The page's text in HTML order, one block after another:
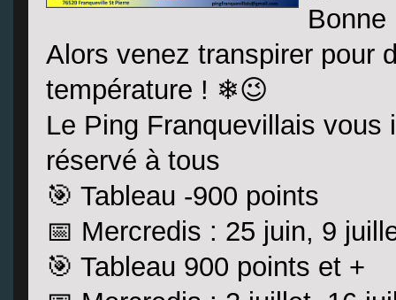
Alors venez transpirer pour
température ! ❄😉
Le Ping Franquevillais vous
réservé à tous
🎯 Tableau -900 points
📅 Mercredis : 25 juin, 9
🎯 Tableau 900 points et +